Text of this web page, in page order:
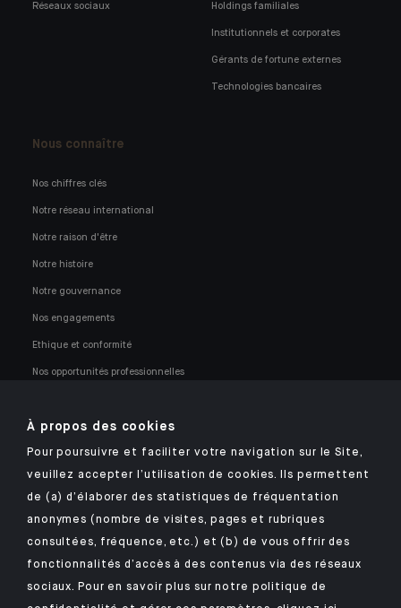
Réseaux sociaux Holdings familiales
Institutionnels et corporates
Gérants de fortune externes
Technologies bancaires
Nous connaître
Nos chiffres clés
Notre réseau international
Notre raison d'être
Notre histoire
Notre gouvernance
Nos engagements
Ethique et conformité
Nos opportunités professionnelles
Retrouvez notre application mobile Indosuez
MENTIONS LÉGALES
À propos des cookies
Pour poursuivre et faciliter votre navigation sur le Site,
veuillez accepter l’utilisation de cookies. Ils permettent
de (a) d’élaborer des statistiques de fréquentation
anonymes (nombre de visites, pages et rubriques
consultées, fréquence, etc.) et (b) de vous offrir des
fonctionnalités d’accès à des contenus via des réseaux
sociaux. Pour en savoir plus sur notre politique de